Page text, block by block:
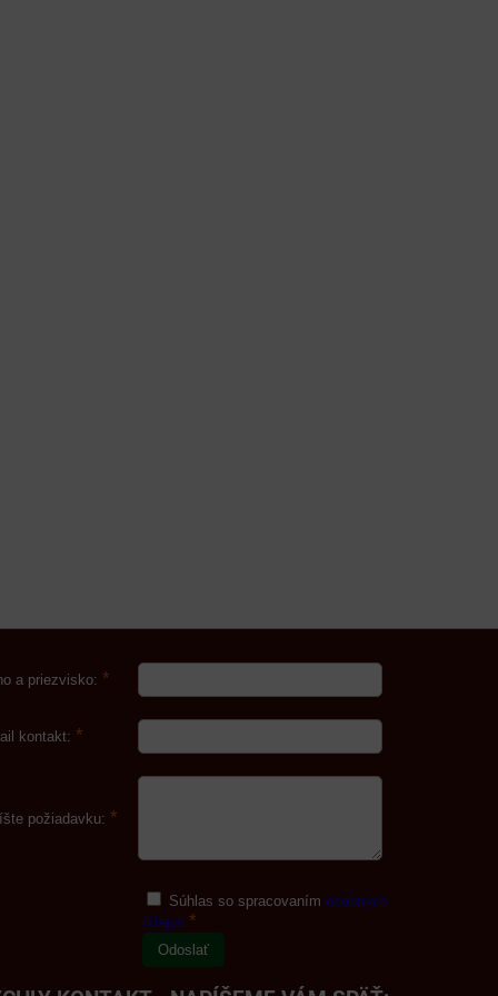
a priezvisko: *
kontakt: *
požiadavku: *
Súhlas so spracovanímosobných
údajov *
Odoslať